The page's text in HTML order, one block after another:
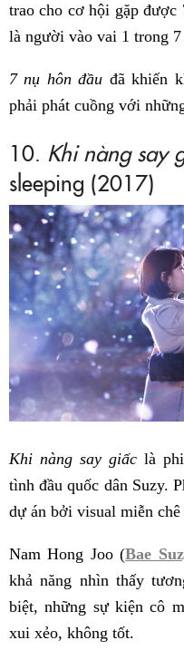
trao cho cơ hội gặp được
là người vào vai 1 trong
7 nụ hôn đầu đã khiến
phải phát cuồng với
10. Khi nàng say
sleeping (2017)
Khi nàng say giấclà
tình đầu quốc dân Suzy.
dự án bởi visual miễn
Nam Hong Joo (Bae
khả năng nhìn thấy
biệt, những sự kiện cô
xui xẻo, không tốt.